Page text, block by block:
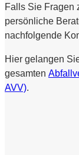
Falls Sie Fragen
persönliche
nachfolgende
Hier gelangen
gesamten
AVV).